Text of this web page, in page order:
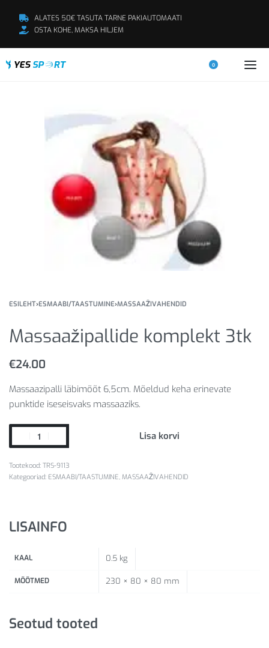
ALATES 50€ TASUTA TARNE PAKIAUTOMAATI
OSTA KOHE, MAKSA HILJEM
0
ESILEHT›ESMAABI/TAASTUMINE›MASSAAŽIVAHENDID
Massaažipallide komplekt 3tk
€24.00
Massaazipalli läbimõõt 6,5cm. Mõeldud keha erinevate
punktide iseseisvaks massaaziks.
Lisa korvi
TRS-9113
Kategooriad: ESMAABI/TAASTUMINE, MASSAAŽIVAHENDID
LISAINFO
KAAL 0.5 kg
MÕÕTMED 230 × 80 × 80 mm
Seotud tooted